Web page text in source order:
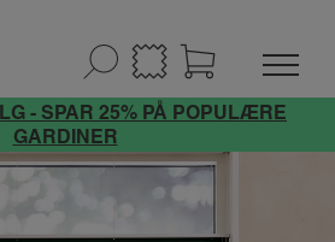
- SPAR 25% PÅ POPULÆRE
GARDINER